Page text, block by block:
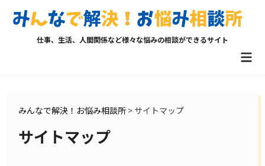
仕事、生活、人間関係など様々な悩みの相談ができるサイト
みんなで解決！お悩み相談所 > サイトマップ
サイトマップ